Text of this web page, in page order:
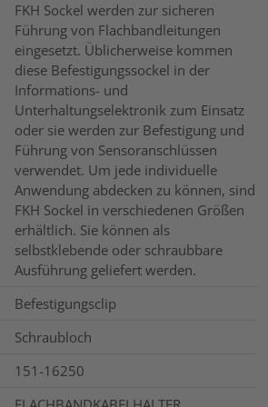
FKH Sockel werden zur sicheren
Führung von Flachbandleitungen
eingesetzt. Üblicherweise kommen
diese Befestigungssockel in der
Informations- und
Unterhaltungselektronik zum Einsatz
oder sie werden zur Befestigung und
Führung von Sensoranschlüssen
verwendet. Um jede individuelle
Anwendung abdecken zu können, sind
FKH Sockel in verschiedenen Größen
erhältlich. Sie können als
selbstklebende oder schraubbare
Ausführung geliefert werden.
Befestigungsclip
Schraubloch
151-16250